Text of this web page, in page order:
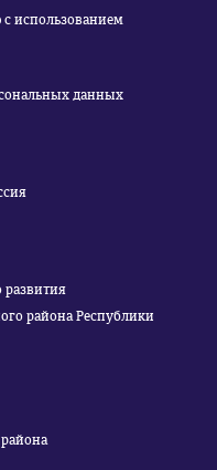
использованием
данных
развития
района Республики